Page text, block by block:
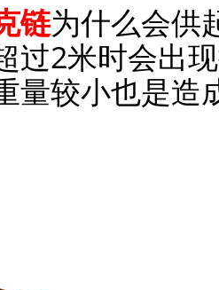
链为什么会供
过2米时会出
量较小也是造